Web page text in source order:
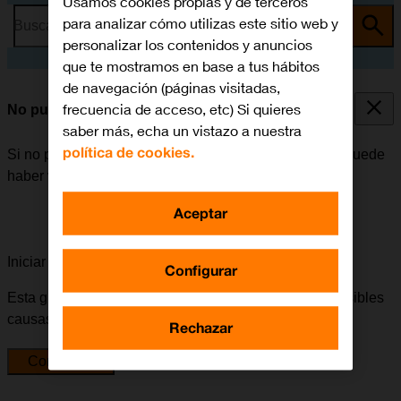
Busca por problema o tema
No puedo emparejar el Apple Watch con mi móvil
Si no puedes emparejar el Apple Watch con tu móvil, puede
haber varias causas posibles al problema.
Iniciar la guía para solucionar tu problema
Esta guía te va a conducir a través de una serie de posibles
causas y soluciones al problema.
Comenzar
para analizar cómo utilizas este sitio web y
personalizar los contenidos y anuncios
que te mostramos en base a tus hábitos
de navegación (páginas visitadas,
frecuencia de acceso, etc) Si quieres
saber más, echa un vistazo a nuestra
política de cookies.
Configurar
Rechazar
Aceptar